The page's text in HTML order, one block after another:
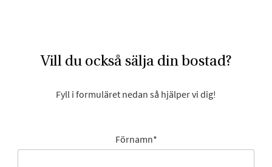
Vill du också sälja din bostad?
Fyll i formuläret nedan så hjälper vi dig!
Förnamn*